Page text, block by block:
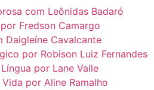
com Leônidas Badaró
Fredson Camargo
Daigleíne Cavalcante
por Robison Luiz Fernandes
por Lane Valle
por Aline Ramalho